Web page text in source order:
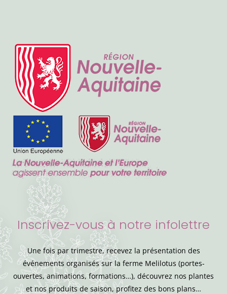
Inscrivez-vous à notre infolettre
Une fois par trimestre, recevez la présentation des
événements organisés sur la ferme Melilotus (portes-
ouvertes, animations, formations…), découvrez nos plantes
et nos produits de saison, profitez des bons plans…